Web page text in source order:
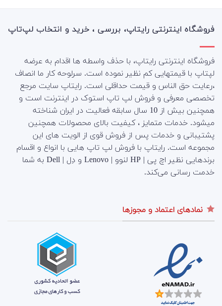
فروشگاه اینترنتی رایتاپ، بررسی ، خرید و انتخاب لپ‌تاپ
فروشگاه اینترنتی رایتاپ، با حذف واسطه ها اقدام به عرضه
لپتاپ با قیمتهایی کم نظیر نموده است. سرلوحه کار ما انصاف
،رعایت حق الناس و قیمت حداقلی است. رایتاپ سایت مرجع
تخصصی معرفی و فروش لپ تاپ استوک در اینترنت است و
همچنین بیش از 10 سال سابقه فعالیت در ایران شناخته
میشود. خدمات متمایز ، کیفیت بالای محصولات همچنین
پشتیبانی و خدمات پس از فروش قوی از الویت های این
مجموعه است. رایتاپ با فروش لپ تاپ هایی با انواع و اقسام
برندهایی نظیر اچ پی | HP لنوو | Lenovo و دِل | Dell به شما
خدمت رسانی می‌کند.
نمادهای اعتماد و مجوزها